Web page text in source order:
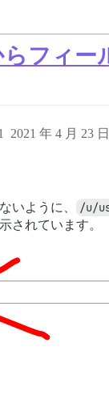
フィー
2021 年 4 月 23
いように、 /u/
されています。